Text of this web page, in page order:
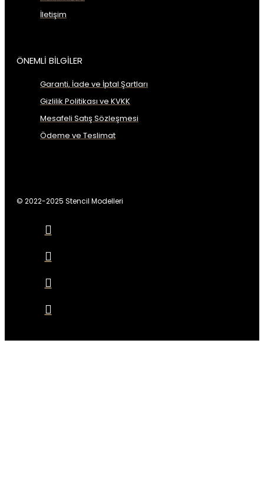
İletişim
ÖNEMLİ BİLGİLER
Garanti, İade ve İptal Şartları
Gizlilik Politikası ve KVKK
Mesafeli Satış Sözleşmesi
Ödeme ve Teslimat
© 2022-2025 Stencil Modelleri